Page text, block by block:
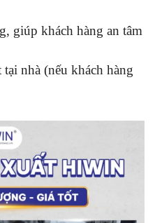
giúp khách hàng an tâm
nhà (nếu khách hàng